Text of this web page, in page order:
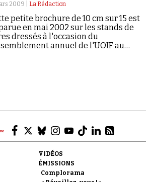
Faire un don
2009 | La Rédaction
petite brochure de 10 cm sur 15 est
en mai 2002 sur les stands de
dressés à l'occasion du
annuel de l'UOIF au
VIDÉOS
ÉMISSIONS
Complorama